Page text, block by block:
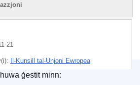
21
Il-Kunsill tal-Unjoni Ewropea
INIT
ġestit minn: